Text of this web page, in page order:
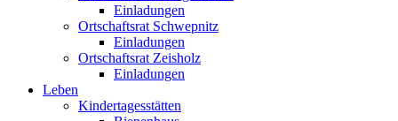
Einladungen
Ortschaftsrat Schwepnitz
Einladungen
Ortschaftsrat Zeisholz
Einladungen
Leben
Kindertagesstätten